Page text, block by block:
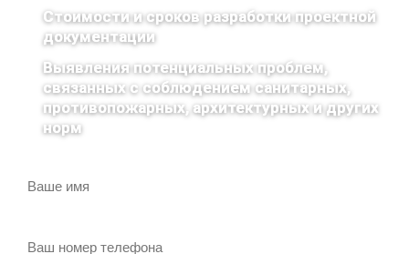
Стоимости и сроков разработки проектной
документации
Выявления потенциальных проблем,
связанных с соблюдением санитарных,
противопожарных, архитектурных и других
норм